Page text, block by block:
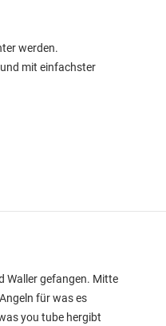
werden.
mit einfachster
Waller gefangen. Mitte
für was es
you tube hergibt